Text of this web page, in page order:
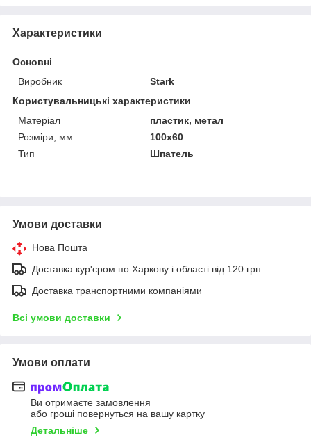
Характеристики
Основні
Виробник
Stark
Користувальницькі характеристики
Матеріал
пластик, метал
Розміри, мм
100x60
Тип
Шпатель
Умови доставки
Нова Пошта
Доставка кур'єром по Харкову і області від 120 грн.
Доставка транспортними компаніями
Всі умови доставки
Умови оплати
Ви отримаєте замовлення
або гроші повернуться на вашу картку
Детальніше